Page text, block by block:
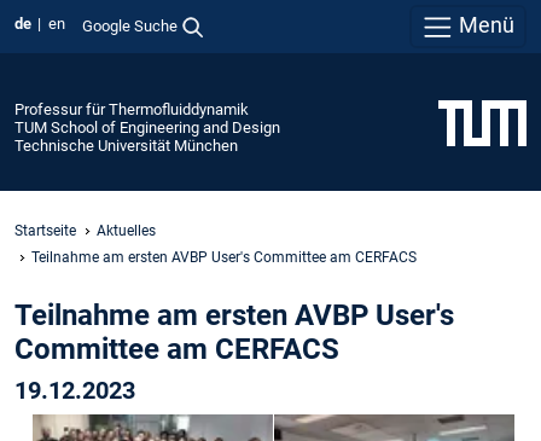
de en Google Suche Menü
Professur für Thermofluiddynamik
TUM School of Engineering and Design
Technische Universität München
Startseite
Aktuelles
Teilnahme am ersten AVBP User's Committee am CERFACS
Teilnahme am ersten AVBP User's
Committee am CERFACS
19.12.2023